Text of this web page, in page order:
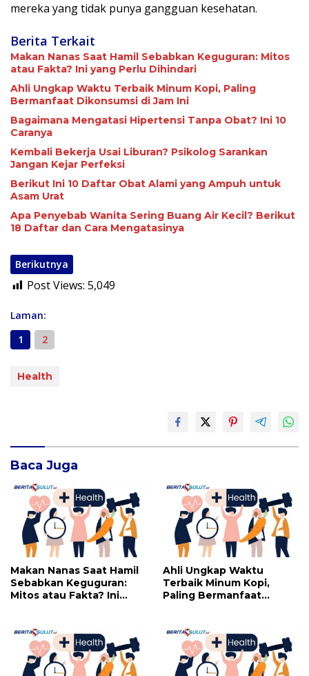
mereka yang tidak punya gangguan kesehatan.
Berita Terkait
Makan Nanas Saat Hamil Sebabkan Keguguran: Mitos
atau Fakta? Ini yang Perlu Dihindari
Ahli Ungkap Waktu Terbaik Minum Kopi, Paling
Bermanfaat Dikonsumsi di Jam Ini
Bagaimana Mengatasi Hipertensi Tanpa Obat? Ini 10
Caranya
Kembali Bekerja Usai Liburan? Psikolog Sarankan
Jangan Kejar Perfeksi
Berikut Ini 10 Daftar Obat Alami yang Ampuh untuk
Asam Urat
Apa Penyebab Wanita Sering Buang Air Kecil? Berikut
18 Daftar dan Cara Mengatasinya
Berikutnya
Post Views: 5,049
Laman:
1
2
Health
Baca Juga
Makan Nanas Saat Hamil
Sebabkan Keguguran:
Mitos atau Fakta? Ini
Ahli Ungkap Waktu
Terbaik Minum Kopi,
Paling Bermanfaat